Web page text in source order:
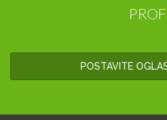
POSTAVITE